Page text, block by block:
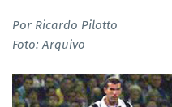
Por Ricardo Pilotto
Foto: Arquivo